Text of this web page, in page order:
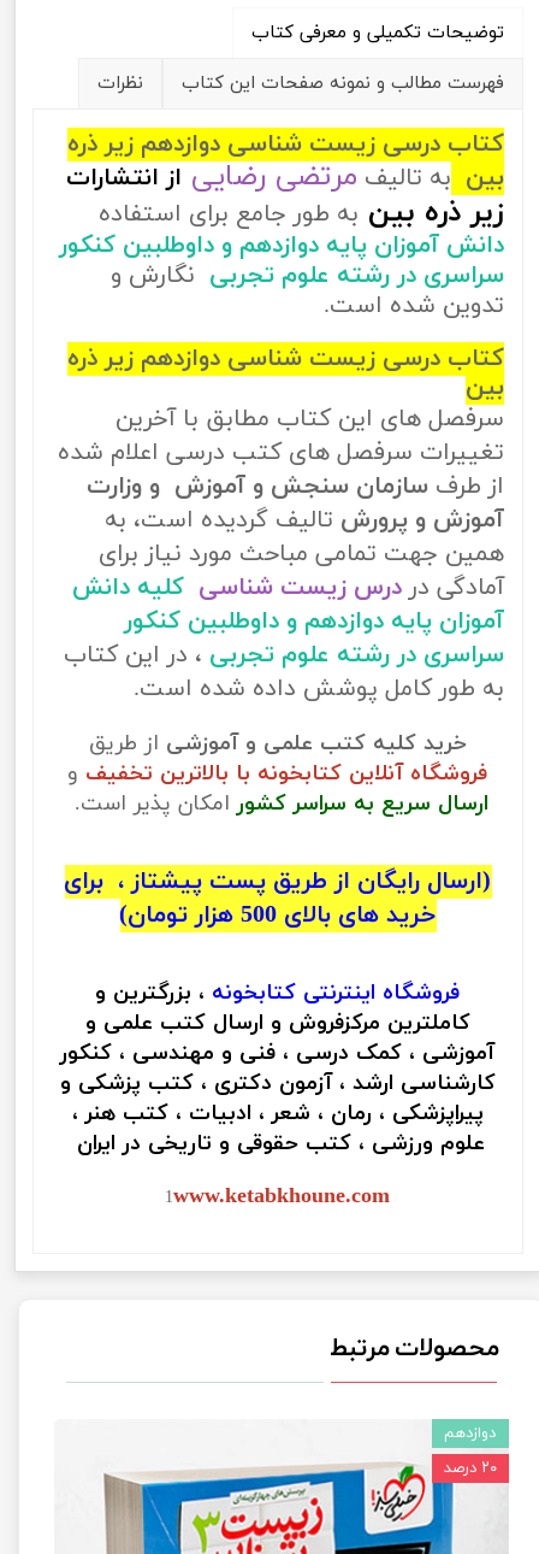
توضیحات تکمیلی و معرفی کتاب
فهرست مطالب و نمونه صفحات این کتاب
نظرات
کتاب درسی زیست شناسی دوازدهم زیر ذره
بین به تالیف مرتضی رضایی از انتشارات
زیر ذره بین به طور جامع برای استفاده
دانش آموزان پایه دوازدهم و داوطلبین کنکور
سراسری در رشته علوم تجربی نگارش و
تدوین شده است.
کتاب درسی زیست شناسی دوازدهم زیر ذره
بین
سرفصل های این کتاب مطابق با آخرین
تغییرات سرفصل های کتب درسی اعلام شده
از طرف سازمان سنجش و آموزش و وزارت
آموزش و پرورش تالیف گردیده است، به
همین جهت تمامی مباحث مورد نیاز برای
آمادگی در درس زیست شناسی کلیه دانش
آموزان پایه دوازدهم و داوطلبین کنکور
سراسری در رشته علوم تجربی ، در این کتاب
به طور کامل پوشش داده شده است.
خرید کلیه کتب علمی و آموزشی از طریق
فروشگاه آنلاین کتابخونه با بالاترین تخفیف و
ارسال سریع به سراسر کشور امکان پذیر است.
(ارسال رایگان از طریق پست پیشتاز ، برای
خرید های بالای 500 هزار تومان)
فروشگاه اینترنتی کتابخونه ، بزرگترین و
کاملترین مرکزفروش و ارسال کتب علمی و
آموزشی ، کمک درسی ، فنی و مهندسی ، کنکور
کارشناسی ارشد ، آزمون دکتری ، کتب پزشکی و
پیراپزشکی ، رمان ، شعر ، ادبیات ، کتب هنر ،
علوم ورزشی ، کتب حقوقی و تاریخی در ایران
1www.ketabkhoune.com
محصولات مرتبط
دوازدهم
۲۰ درصد